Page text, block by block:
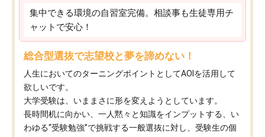
集中できる環境の自習室完備。相談事も生徒専用チ
ャットで安心！
総合型選抜で志望校と夢を諦めない！
人生においてのターニングポイントとしてAOIを活用して
欲しいです。
大学受験は、いままさに形を変えようとしています。
長時間机に向かい、一人黙々と知識をインプットする、い
わゆる“受験勉強”で挑戦する一般選抜に対し、受験生の個